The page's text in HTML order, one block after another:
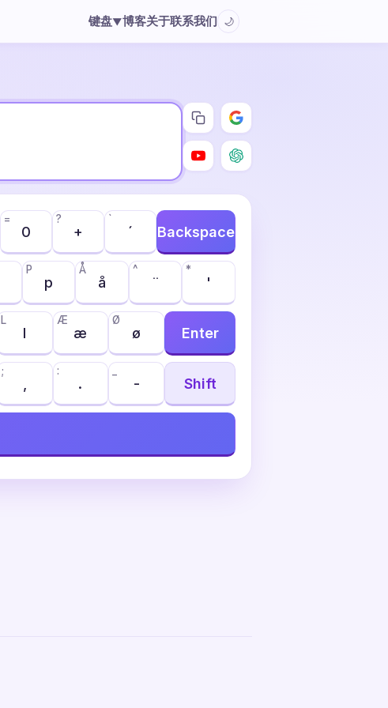
键盘▼博客关于联系我们 🌙
0
=
+
?
´
`
Backspace
p
P
å
Å
¨
^
'
*
l
L
æ
Æ
ø
Ø
Enter
;
.
:
- Shift